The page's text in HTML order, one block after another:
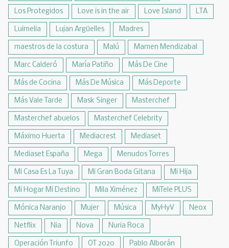
Los Protegidos Love is in the air Love Island LTA
Luimelia Lujan Argüelles Madres
maestros de la costura Malú Mamen Mendizabal
Marc Calderó María Patiño Más De Cine
Más de Cocina Más De Música Más Deporte
Más Vale Tarde Mask Singer Masterchef
Masterchef abuelos Masterchef Celebrity
Máximo Huerta Mediacrest Mediaset
Mediaset España Mega Menudos Torres
Mi Casa Es La Tuya Mi Gran Boda Gitana Mi Hija
Mi Hogar Mi Destino Mila Ximénez MiTele PLUS
Mónica Naranjo Mujer Música MyHyV Neox
Netflix Nia Nova Nuria Roca
Operación Triunfo OT 2020 Pablo Alborán